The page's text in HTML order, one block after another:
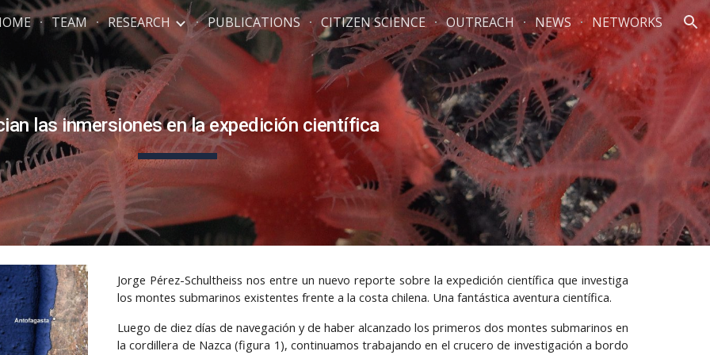
to main content Skip to navigation
TEAM RESEARCH PUBLICATIONS CITIZEN SCIENCE OUTREACH NEWS NETWORKS
las inmersiones en la expedición científica
Jorge Pérez-Schultheiss nos entre un nuevo reporte sobre la expedición científica que investiga
los montes submarinos existentes frente a la costa chilena. Una fantástica aventura científica.
Luego de diez días de navegación y de haber alcanzado los primeros dos montes submarinos en
la cordillera de Nazca (figura 1), continuamos trabajando en el crucero de investigación a bordo